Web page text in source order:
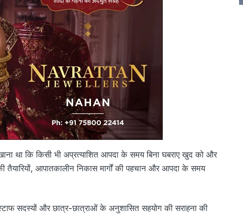
था कि किसी भी अप्रत्याशित आपदा के समय बिना घबराए खुद को और
तैयारियों, आपातकालीन निकास मार्गों की पहचान और आपदा के समय
सदस्यों और छात्र-छात्राओं के अनुशासित सहयोग की सराहना की